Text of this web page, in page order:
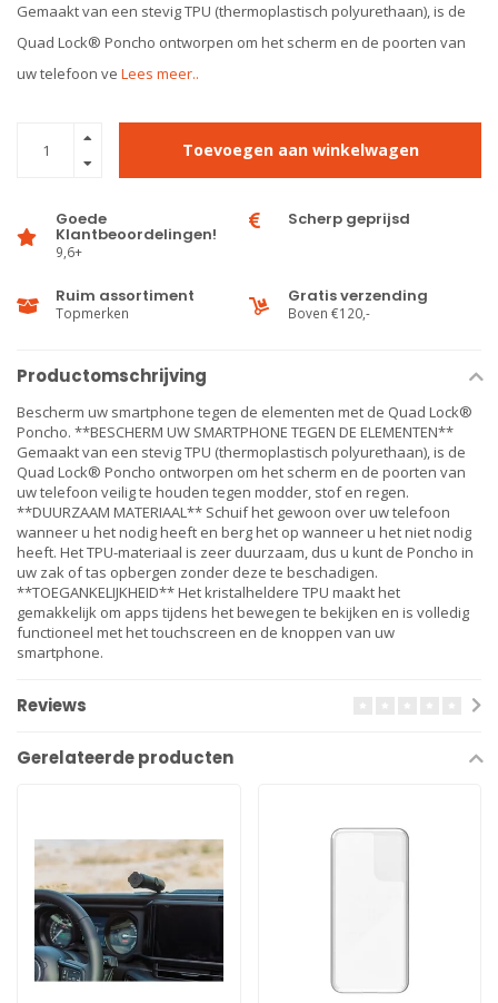
Gemaakt van een stevig TPU (thermoplastisch polyurethaan), is de
Quad Lock® Poncho ontworpen om het scherm en de poorten van
uw telefoon ve Lees meer..
Toevoegen aan winkelwagen
Goede
Klantbeoordelingen!
9,6+
Scherp geprijsd
Ruim assortiment
Topmerken
Gratis verzending
Boven €120,-
Productomschrijving
Bescherm uw smartphone tegen de elementen met de Quad Lock®
Poncho. **BESCHERM UW SMARTPHONE TEGEN DE ELEMENTEN**
Gemaakt van een stevig TPU (thermoplastisch polyurethaan), is de
Quad Lock® Poncho ontworpen om het scherm en de poorten van
uw telefoon veilig te houden tegen modder, stof en regen.
**DUURZAAM MATERIAAL** Schuif het gewoon over uw telefoon
wanneer u het nodig heeft en berg het op wanneer u het niet nodig
heeft. Het TPU-materiaal is zeer duurzaam, dus u kunt de Poncho in
uw zak of tas opbergen zonder deze te beschadigen.
**TOEGANKELIJKHEID** Het kristalheldere TPU maakt het
gemakkelijk om apps tijdens het bewegen te bekijken en is volledig
functioneel met het touchscreen en de knoppen van uw
smartphone.
Reviews
Gerelateerde producten